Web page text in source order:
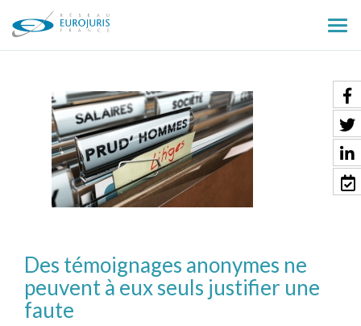
le
Des témoignages anonymes ne
peuvent à eux seuls justifier une
faute